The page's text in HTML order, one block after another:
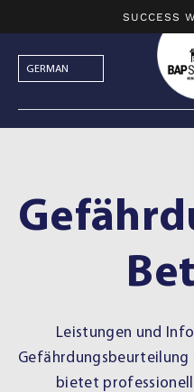
to
content
Leistungen und
Gefährdungsbeurteilung
bietet